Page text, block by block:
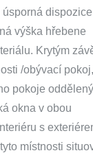
dispozice
výška hřebene
Krytým
/obývací pokoj,
pokoje oddělený
okna v obou
s
místnosti